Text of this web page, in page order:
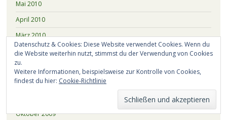
Mai 2010
April 2010
März 2010
Februar 2010
Januar 2010
Dezember 2009
Oktober 2009
Datenschutz & Cookies: Diese Website verwendet Cookies. Wenn du
die Website weiterhin nutzt, stimmst du der Verwendung von Cookies
zu.
Weitere Informationen, beispielsweise zur Kontrolle von Cookies,
findest du hier: Cookie-Richtlinie